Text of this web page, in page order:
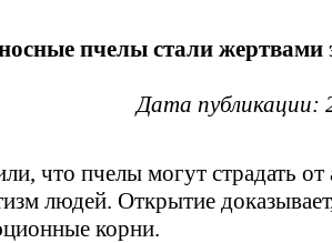
пчелы стали жертвами
Дата публикации:
что пчелы могут страдать от
людей. Открытие
корни.